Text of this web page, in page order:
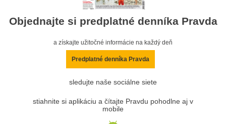
Objednajte si predplatné denníka Pravda
a získajte užitočné informácie na každý deň
Predplatné denníka Pravda
sledujte naše sociálne siete
stiahnite si aplikáciu a čítajte Pravdu pohodlne aj v
mobile